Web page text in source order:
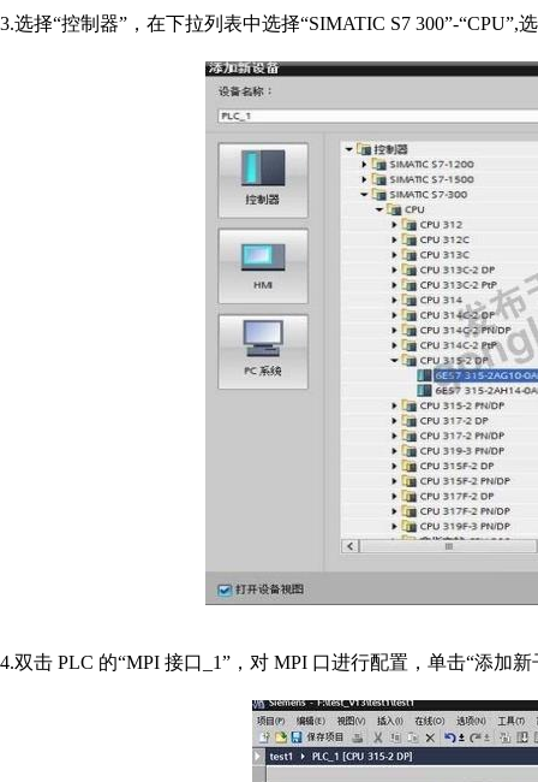
3.选择“控制器”，在下拉列表中选择“SIMATIC S7
4.双击 PLC 的“MPI 接口_1”，对 MPI 口进行配置，单击“添加新